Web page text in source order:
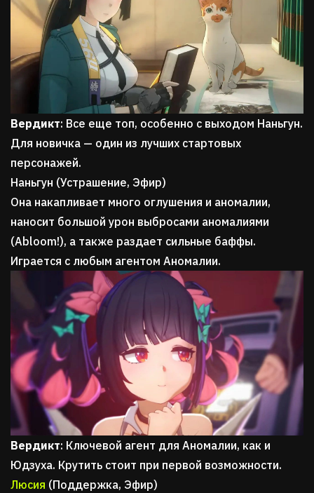
Вердикт: Все еще топ, особенно с выходом Наньгун.
Для новичка — один из лучших стартовых
персонажей.
Наньгун (Устрашение, Эфир)
Она накапливает много оглушения и аномалии,
наносит большой урон выбросами аномалиями
(Abloom!), а также раздает сильные баффы.
Играется с любым агентом Аномалии.
Вердикт: Ключевой агент для Аномалии, как и
Юдзуха. Крутить стоит при первой возможности.
Люсия (Поддержка, Эфир)